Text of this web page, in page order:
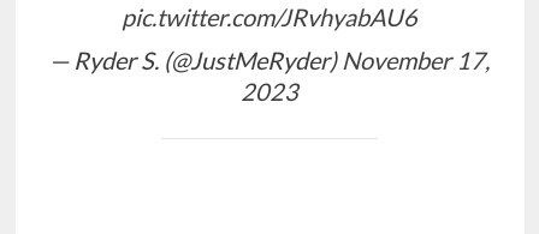
pic.twitter.com/JRvhyabAU6
— Ryder S. (@JustMeRyder) November 17,
2023